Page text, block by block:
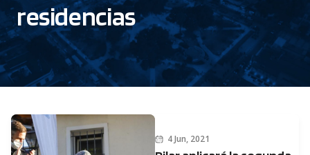
residencias
4 Jun, 2021